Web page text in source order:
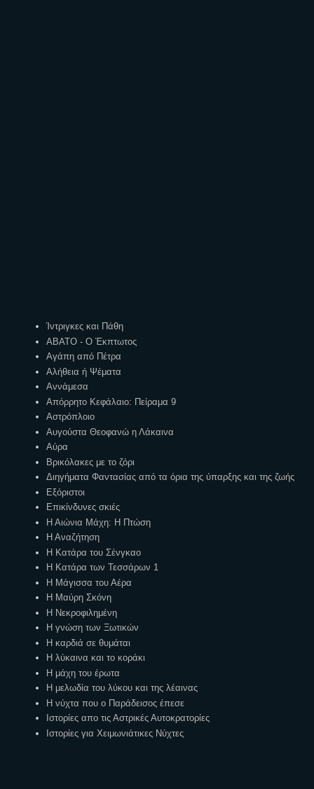
Ίντριγκες και Πάθη
ΑΒΑΤΟ - Ο Έκπτωτος
Αγάπη από Πέτρα
Αλήθεια ή Ψέματα
Αννάμεσα
Απόρρητο Κεφάλαιο: Πείραμα 9
Αστρόπλοιο
Αυγούστα Θεοφανώ η Λάκαινα
Αύρα
Βρικόλακες με το ζόρι
Διηγήματα Φαντασίας από τα όρια της ύπαρξης και της ζωής
Εξόριστοι
Επικίνδυνες σκιές
Η Αιώνια Μάχη: Η Πτώση
Η Αναζήτηση
Η Κατάρα του Σένγκαο
Η Κατάρα των Τεσσάρων 1
Η Μάγισσα του Αέρα
Η Μαύρη Σκόνη
Η Νεκροφιλημένη
Η γνώση των Ξωτικών
Η καρδιά σε θυμάται
Η λύκαινα και το κοράκι
Η μάχη του έρωτα
Η μελωδία του λύκου και της λέαινας
Η νύχτα που ο Παράδεισος έπεσε
Ιστορίες απο τις Αστρικές Αυτοκρατορίες
Ιστορίες για Χειμωνιάτικες Νύχτες